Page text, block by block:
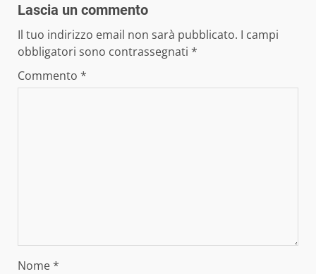
Lascia un commento
Il tuo indirizzo email non sarà pubblicato. I campi
obbligatori sono contrassegnati *
Commento *
Nome*